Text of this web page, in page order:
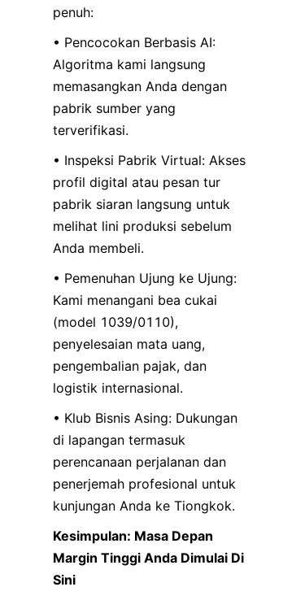
penuh:
• Pencocokan Berbasis AI:
Algoritma kami langsung
memasangkan Anda dengan
pabrik sumber yang
terverifikasi.
• Inspeksi Pabrik Virtual: Akses
profil digital atau pesan tur
pabrik siaran langsung untuk
melihat lini produksi sebelum
Anda membeli.
• Pemenuhan Ujung ke Ujung:
Kami menangani bea cukai
(model 1039/0110),
penyelesaian mata uang,
pengembalian pajak, dan
logistik internasional.
• Klub Bisnis Asing: Dukungan
di lapangan termasuk
perencanaan perjalanan dan
penerjemah profesional untuk
kunjungan Anda ke Tiongkok.
Kesimpulan: Masa Depan
Margin Tinggi Anda Dimulai Di
Sini